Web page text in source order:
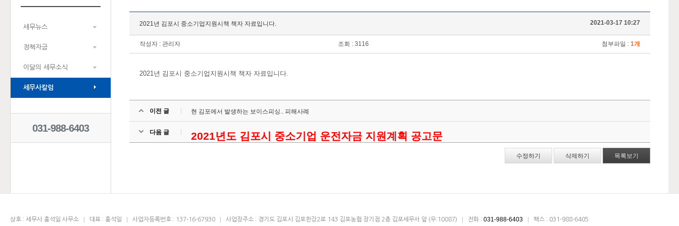
세무뉴스
정책자금
이달의 세무소식
세무사칼럼
031-988-6403
2021년 김포시 중소기업지원시책 책자 자료입니다. 2021-03-17 10:27
작성자 : 관리자 조회 : 3116 첨부파일 : 1개
2021년 김포시 중소기업지원시책 책자 자료입니다.
이전 글 현 김포에서 발생하는 보이스피싱.. 피해사례
다음 글 2021년도 김포시 중소기업 운전자금 지원계획 공고문
수정하기 삭제하기 목록보기
상호 : 세무사 홍석일 사무소 대표 : 홍석일 사업자등록번호 : 137-16-67930 사업장주소 : 경기도 김포시 김포한강2로 143 김포농협 장기점 2층 김포세무서 앞 (우:10087) 전화 : 031-988-6403 팩스 : 031-988-6405